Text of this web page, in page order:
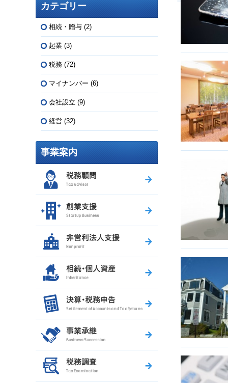
カテゴリー
相続・贈与 (2)
起業 (3)
税務 (72)
マイナンバー (6)
会社設立 (9)
経営 (32)
事業案内